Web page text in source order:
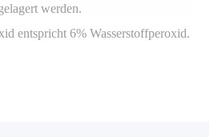
werden.
entspricht 6% Wasserstoffperoxid.